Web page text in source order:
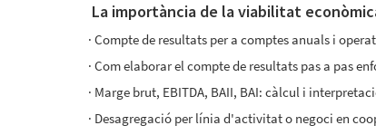
La importància de la viabilitat
· Compte de resultats per a comptes anuals i
· Com elaborar el compte de resultats pas a pas
· Marge brut, EBITDA, BAII, BAI: càlcul i
· Desagregació per línia d'activitat o negoci en